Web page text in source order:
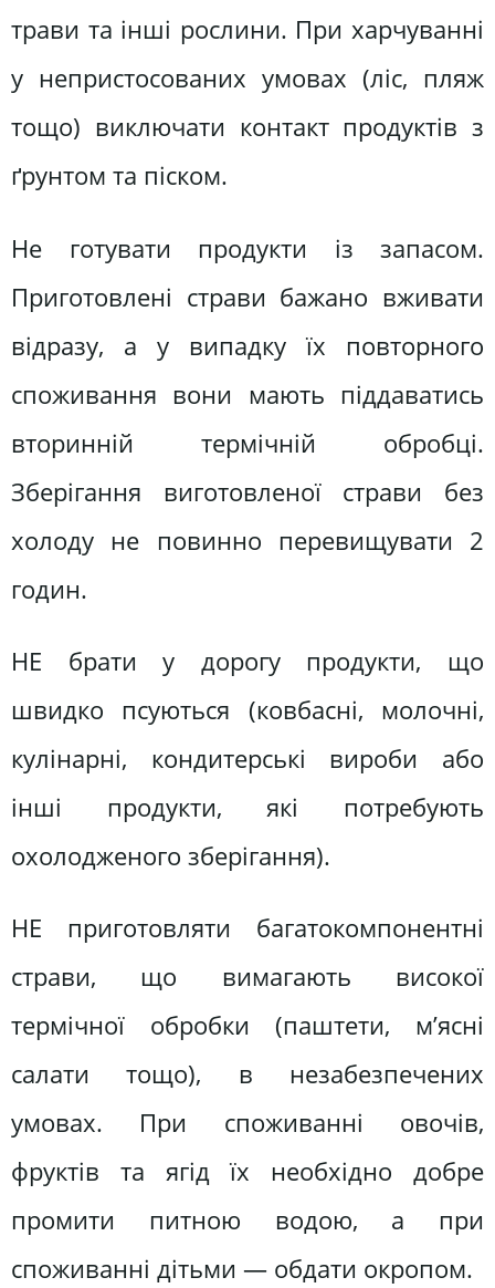
трави та інші рослини. При харчуванні
у непристосованих умовах (ліс, пляж
тощо) виключати контакт продуктів з
ґрунтом та піском.
Не готувати продукти із запасом.
Приготовлені страви бажано вживати
відразу, а у випадку їх повторного
споживання вони мають піддаватись
вторинній термічній обробці.
Зберігання виготовленої страви без
холоду не повинно перевищувати 2
годин.
НЕ брати у дорогу продукти, що
швидко псуються (ковбасні, молочні,
кулінарні, кондитерські вироби або
інші продукти, які потребують
охолодженого зберігання).
НЕ приготовляти багатокомпонентні
страви, що вимагають високої
термічної обробки (паштети, м’ясні
салати тощо), в незабезпечених
умовах. При споживанні овочів,
фруктів та ягід їх необхідно добре
промити питною водою, а при
споживанні дітьми — обдати окропом.